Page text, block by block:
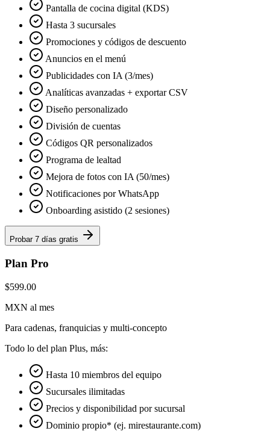
Pantalla de cocina digital (KDS)
Hasta 3 sucursales
Promociones y códigos de descuento
Anuncios en el menú
Publicidades con IA (3/mes)
Analíticas avanzadas + exportar CSV
Diseño personalizado
División de cuentas
Códigos QR personalizados
Programa de lealtad
Mejora de fotos con IA (50/mes)
Notificaciones por WhatsApp
Onboarding asistido (2 sesiones)
Probar 7 días gratis
Plan Pro
$599.00
MXN al mes
Para cadenas, franquicias y multi-concepto
Todo lo del plan Plus, más:
Hasta 10 miembros del equipo
Sucursales ilimitadas
Precios y disponibilidad por sucursal
Dominio propio* (ej. mirestaurante.com)